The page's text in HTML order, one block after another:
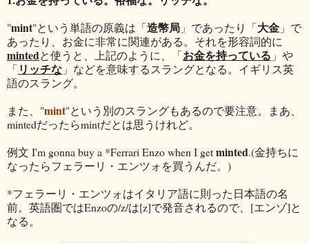
"mint"という単語の原義は「造幣局 」であったり「大金 」で
あったり、お金に非常に関連がある。それを形容詞的に
mintedと使うと、上記のように、「お金を持っている 」や
「リッチな 」などを意味するスラングとなる。イギリス英
語のスラング。
また、"mint"という別のスラングもあるので要注意。まあ、
mintedだったらmintだとは思うけれど。
例文 I'm gonna buy a *Ferrari Enzo when I getminted.(金持ちに
なったらフェラーリ・エンツォを買うんだ。)
*フェラーリ・エンツォはイタリア語に則った日本語の名
前。英語圏ではEnzoの/z/は[z]で発音されるので、[エンゾ]と
なる。